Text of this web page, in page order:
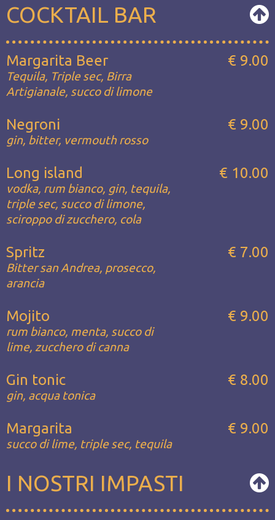
COCKTAIL BAR
Margarita Beer
Tequila, Triple sec, Birra
Artigianale, succo di limone
€ 9.00
Negroni
gin, bitter, vermouth rosso
€ 9.00
Long island
vodka, rum bianco, gin, tequila,
triple sec, succo di limone,
sciroppo di zucchero, cola
€ 10.00
Spritz
Bitter san Andrea, prosecco,
arancia
€ 7.00
Mojito
rum bianco, menta, succo di
lime, zucchero di canna
€ 9.00
Gin tonic
gin, acqua tonica
€ 8.00
Margarita
succo di lime, triple sec, tequila
€ 9.00
I NOSTRI IMPASTI